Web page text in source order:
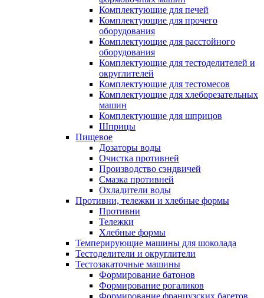
Комплектующие для печей
Комплектующие для прочего
оборудования
Комплектующие для расстойного
оборудования
Комплектующие для тестоделителей и
округлителей
Комплектующие для тестомесов
Комплектующие для хлеборезательных
машин
Комплектующие для шприцов
Шприцы
Пищевое
Дозаторы воды
Очистка противней
Производство сэндвичей
Смазка противней
Охладители воды
Противни, тележки и хлебные формы
Противни
Тележки
Хлебные формы
Темперирующие машины для шоколада
Тестоделители и округлители
Тестозакаточные машины
Формирование батонов
Формирование рогаликов
Формирование французских багетов